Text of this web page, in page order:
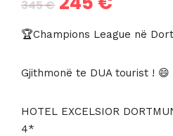
345€
origjinal
345 €.është:
245 €.
🏆Champions League në
Gjithmonë te DUA tourist ! 😄
HOTEL EXCELSIOR
4*